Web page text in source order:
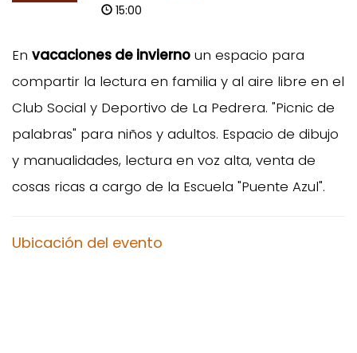
15:00
En vacaciones de invierno un espacio para
compartir la lectura en familia y al aire libre en el
Club Social y Deportivo de La Pedrera. "Picnic de
palabras" para niños y adultos. Espacio de dibujo
y manualidades, lectura en voz alta, venta de
cosas ricas a cargo de la Escuela "Puente Azul".
Ubicación del evento